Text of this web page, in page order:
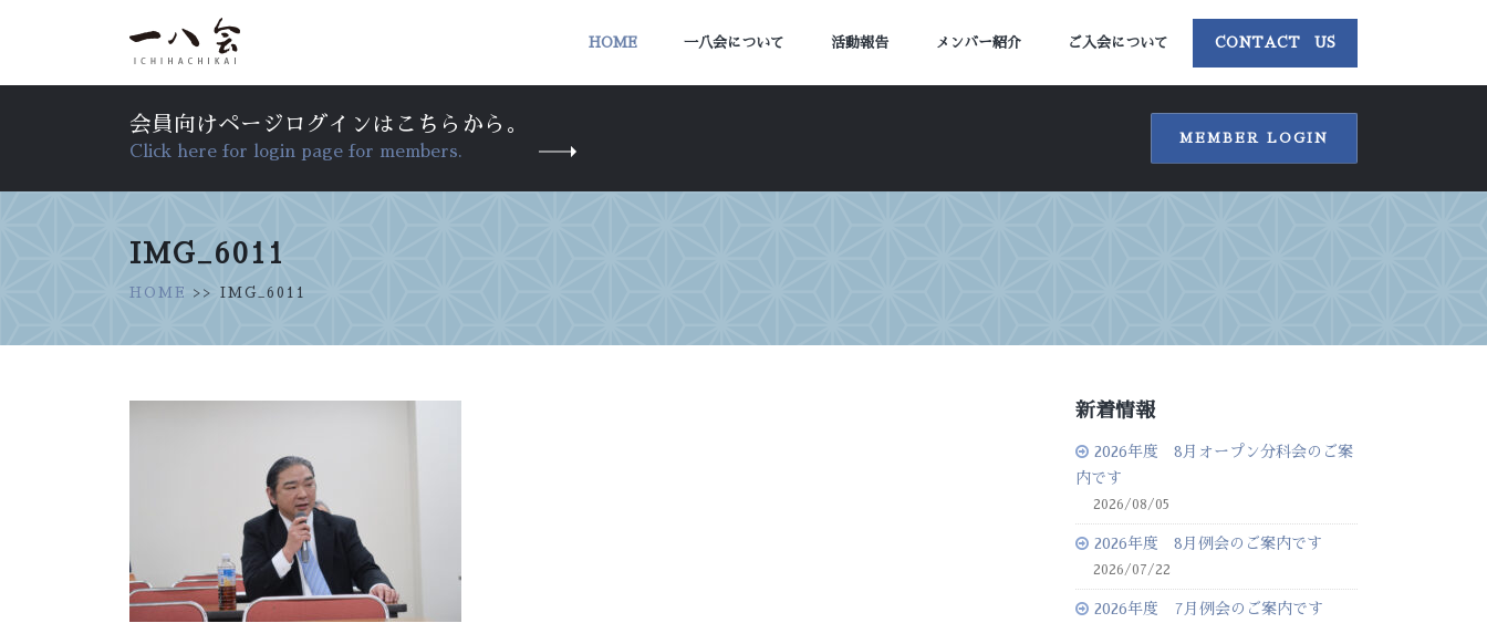
HOME 一八会について 活動報告 メンバー紹介 ご入会について CONTACT US
会員向けページログインはこちらから。
Click here for login page for members.
MEMBER LOGIN
IMG_6011
HOME >> IMG_6011
新着情報
2026年度 8月オープン分科会のご案
内です
2026/08/05
2026年度 8月例会のご案内です
2026/07/22
2026年度 7月例会のご案内です